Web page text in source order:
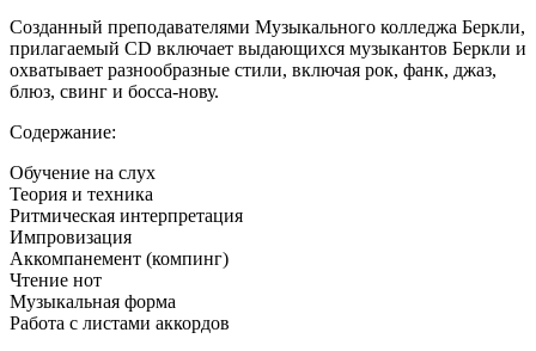
Созданный преподавателями Музыкального колледжа Беркли,
прилагаемый CD включает выдающихся музыкантов Беркли и
охватывает разнообразные стили, включая рок, фанк, джаз,
блюз, свинг и босса-нову.
Содержание:
Обучение на слух
Теория и техника
Ритмическая интерпретация
Импровизация
Аккомпанемент (компинг)
Чтение нот
Музыкальная форма
Работа с листами аккордов